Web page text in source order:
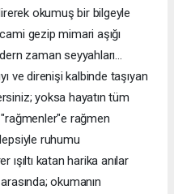
okumuş bir bilgeyle
gezip mimari aşığı
zaman seyyahları...
ve direnişi kalbinde taşıyan
yoksa hayatın tüm
rağmen
ruhumu
katan harika anılar
okumanın